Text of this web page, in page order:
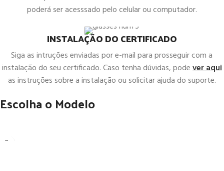
poderá ser acesssado pelo celular ou computador.
INSTALAÇÃO DO CERTIFICADO
Siga as intruções enviadas por e-mail para prosseguir com a
instalação do seu certificado. Caso tenha dúvidas, podever aqui
as instruções sobre a instalação ou solicitar ajuda do suporte.
Escolha o Modelo